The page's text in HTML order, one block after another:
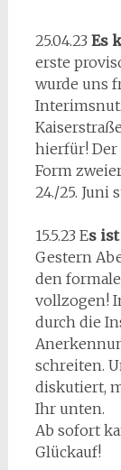
25.04.23 Es
erste
wurde uns
hierfür! Der
Form
24./25. Juni
15.5.23 Es
Gestern
den
vollzogen!
durch die
schreiten.
diskutiert,
Ihr unten.
Ab sofort
Glückauf!